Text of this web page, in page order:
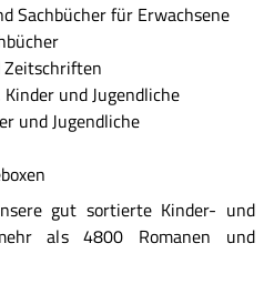
Sachbücher für Erwachsene
Zeitschriften
und Jugendliche
und Jugendliche
gut sortierte Kinder- und
als 4800 Romanen und